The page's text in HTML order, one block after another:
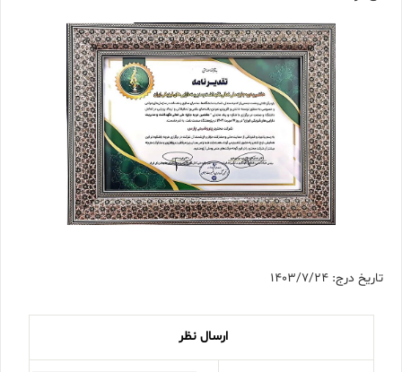
تاریخ درج: 1403/7/24
ارسال نظر